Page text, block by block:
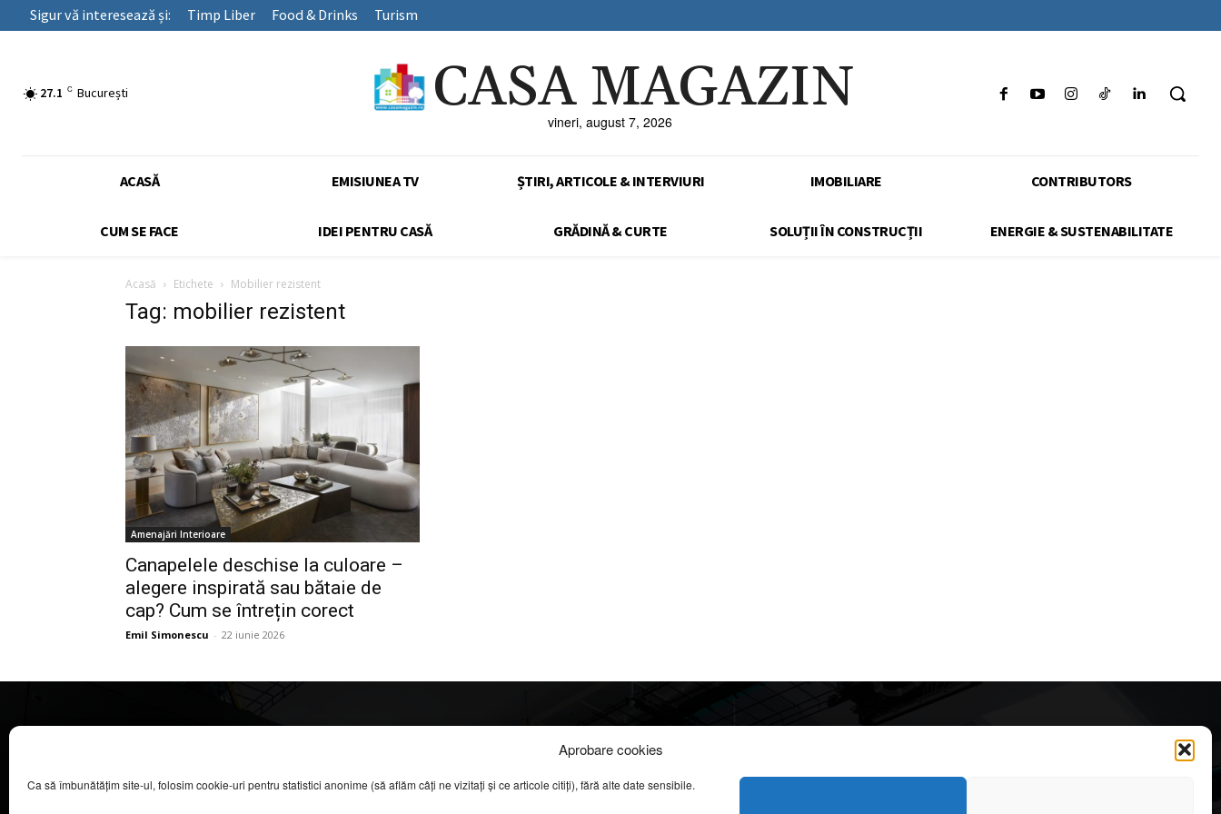
Aprobare cookies
Ca să îmbunătățim site-ul, folosim cookie-uri pentru statistici anonime (să aflăm câți ne vizitați și ce articole citiți), fără alte date sensibile.
Sigur vă interesează și: Timp Liber Food & Drinks Turism
27.1 C București CASA MAGAZIN
vineri, august 7, 2026
ACASĂ EMISIUNEA TV ȘTIRI, ARTICOLE & INTERVIURI IMOBILIARE CONTRIBUTORS
CUM SE FACE IDEI PENTRU CASĂ GRĂDINĂ & CURTE SOLUȚII ÎN CONSTRUCȚII ENERGIE & SUSTENABILITATE
Acasă Etichete Mobilier rezistent
Tag: mobilier rezistent
Amenajări Interioare
Canapelele deschise la culoare –
alegere inspirată sau bătaie de
cap? Cum se întrețin corect
Emil Simonescu - 22 iunie 2026
COOL MEDIA BROADCASTING & EVENTS SRL.
Info
DESPRE NOI
apreciate
Secretele construirii